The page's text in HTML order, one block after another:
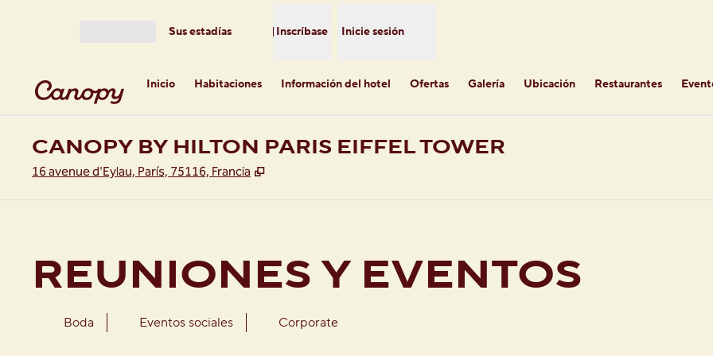
Sus estadías Inscríbase Inicie sesión
Inicio Habitaciones Información del hotel Ofertas Galería Ubicación Restaurantes
CANOPY BY HILTON PARIS EIFFEL TOWER
16 avenue d'Eylau, París, 75116, Francia ,
REUNIONES Y EVENTOS
Boda Eventos sociales Corporate